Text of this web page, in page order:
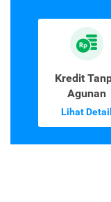
Kredit
Agunan
Lihat Detail